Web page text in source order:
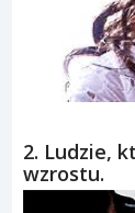
2. Ludzie,
wzrostu.